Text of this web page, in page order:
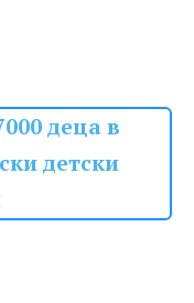
деца в
детски